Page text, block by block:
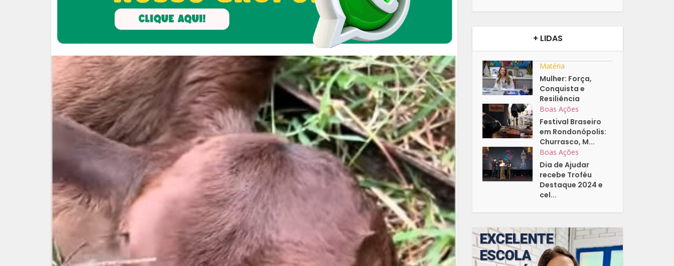
+ LIDAS
Matéria
Mulher: Força,
Conquista e
Resiliência
Boas Ações
Festival Braseiro
em Rondonópolis:
Churrasco, M...
Boas Ações
Dia de Ajudar
recebe Troféu
Destaque 2024 e
cel...